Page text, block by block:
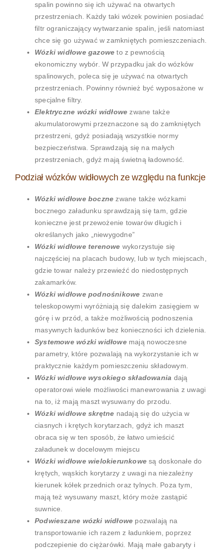
spalin powinno się ich używać na otwartych
przestrzeniach. Każdy taki wózek powinien posiadać
filtr ograniczający wytwarzanie spalin, jeśli natomiast
chce się go używać w zamkniętych pomieszczeniach.
Wózki widłowe gazowe to z pewnością
ekonomiczny wybór. W przypadku jak do wózków
spalinowych, poleca się je używać na otwartych
przestrzeniach. Powinny również być wyposażone w
specjalne filtry.
Elektryczne wózki widłowe zwane także
akumulatorowymi przeznaczone są do zamkniętych
przestrzeni, gdyż posiadają wszystkie normy
bezpieczeństwa. Sprawdzają się na małych
przestrzeniach, gdyż mają świetną ładowność.
Podział wózków widłowych ze względu na funkcje
Wózki widłowe boczne zwane także wózkami
bocznego załadunku sprawdzają się tam, gdzie
konieczne jest przewożenie towarów długich i
określanych jako „niewygodne”
Wózki widłowe terenowe wykorzystuje się
najczęściej na placach budowy, lub w tych miejscach,
gdzie towar należy przewieźć do niedostępnych
zakamarków.
Wózki widłowe podnośnikowe zwane
teleskopowymi wyróżniają się dalekim zasięgiem w
górę i w przód, a także możliwością podnoszenia
masywnych ładunków bez konieczności ich dzielenia.
Systemowe wózki widłowemają nowoczesne
parametry, które pozwalają na wykorzystanie ich w
praktycznie każdym pomieszczeniu składowym.
Wózki widłowe wysokiego składowania dają
operatorowi wiele możliwości manewrowania z uwagi
na to, iż mają maszt wysuwany do przodu.
Wózki widłowe skrętne nadają się do użycia w
ciasnych i krętych korytarzach, gdyż ich maszt
obraca się w ten sposób, że łatwo umieścić
załadunek w docelowym miejscu
Wózki widłowe wielokierunkowe są doskonałe do
krętych, wąskich korytarzy z uwagi na niezależny
kierunek kółek przednich oraz tylnych. Poza tym,
mają też wysuwany maszt, który może zastąpić
suwnice.
Podwieszane wózki widłowe pozwalają na
transportowanie ich razem z ładunkiem, poprzez
podczepienie do ciężarówki. Mają małe gabaryty i